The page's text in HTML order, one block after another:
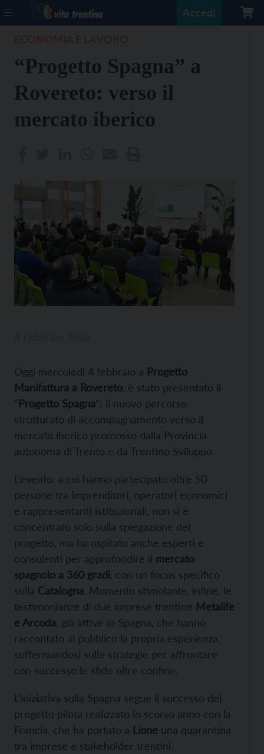
Accedi
“Progetto Spagna” a
Rovereto: verso il
mercato iberico
Oggi mercoledì 4 febbraio a Progetto
Manifattura a Rovereto , è stato presentato il
“Progetto Spagna”: il nuovo percorso
strutturato di accompagnamento verso il
mercato iberico promosso dalla Provincia
autonoma di Trento e da Trentino Sviluppo.
L’evento, a cui hanno partecipato oltre 50
persone tra imprenditori, operatori economici
e rappresentanti istituzionali, non si è
concentrato solo sulla spiegazione del
progetto, ma ha ospitato anche esperti e
consulenti per approfondire il mercato
spagnolo a 360 gradi , con un focus specifico
sulla Catalogna. Momento stimolante, infine, le
testimonianze di due imprese trentine Metalife
e Arcoda , già attive in Spagna, che hanno
raccontato al pubblico la propria esperienza,
soffermandosi sulle strategie per affrontare
con successo le sfide oltre confine.
L’iniziativa sulla Spagna segue il successo del
progetto pilota realizzato lo scorso anno con la
Francia, che ha portato a Lione una quarantina
tra imprese e stakeholder trentini.